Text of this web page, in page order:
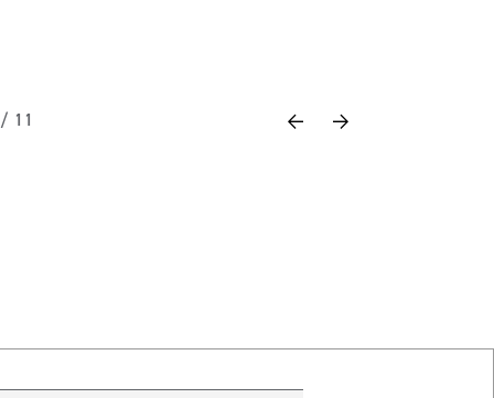
11 PreviousNext